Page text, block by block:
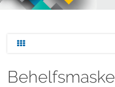
Behelfsmaske